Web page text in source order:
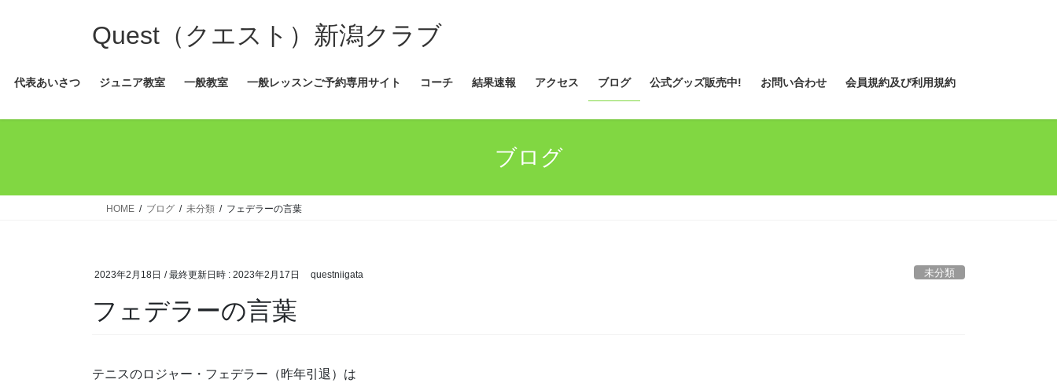
ス
ン
Quest（クエスト）新潟クラブ
代表あいさつ ジュニア教室 一般教室 一般レッスンご予約専用サイト コーチ 結果速報 アクセス ブログ 公式グッズ販売中! お問い合わせ 会員規約及び利用規約
ブログ
HOME ブログ 未分類 フェデラーの言葉
2023年2月18日 / 最終更新日時 : 2023年2月17日 questniigata 未分類
フェデラーの言葉
テニスのロジャー・フェデラー（昨年引退）は